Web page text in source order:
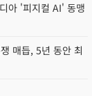
아 '피지컬 AI' 동맹
매듭, 5년 동안 최